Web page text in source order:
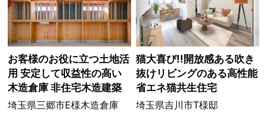
お客様のお役に立つ土地活
用 安定して収益性の高い
木造倉庫 非住宅木造建築
埼玉県三郷市E様木造倉庫
猫大喜び!!開放感ある吹き
抜けリビングのある高性能
省エネ猫共生住宅
埼玉県吉川市T様邸